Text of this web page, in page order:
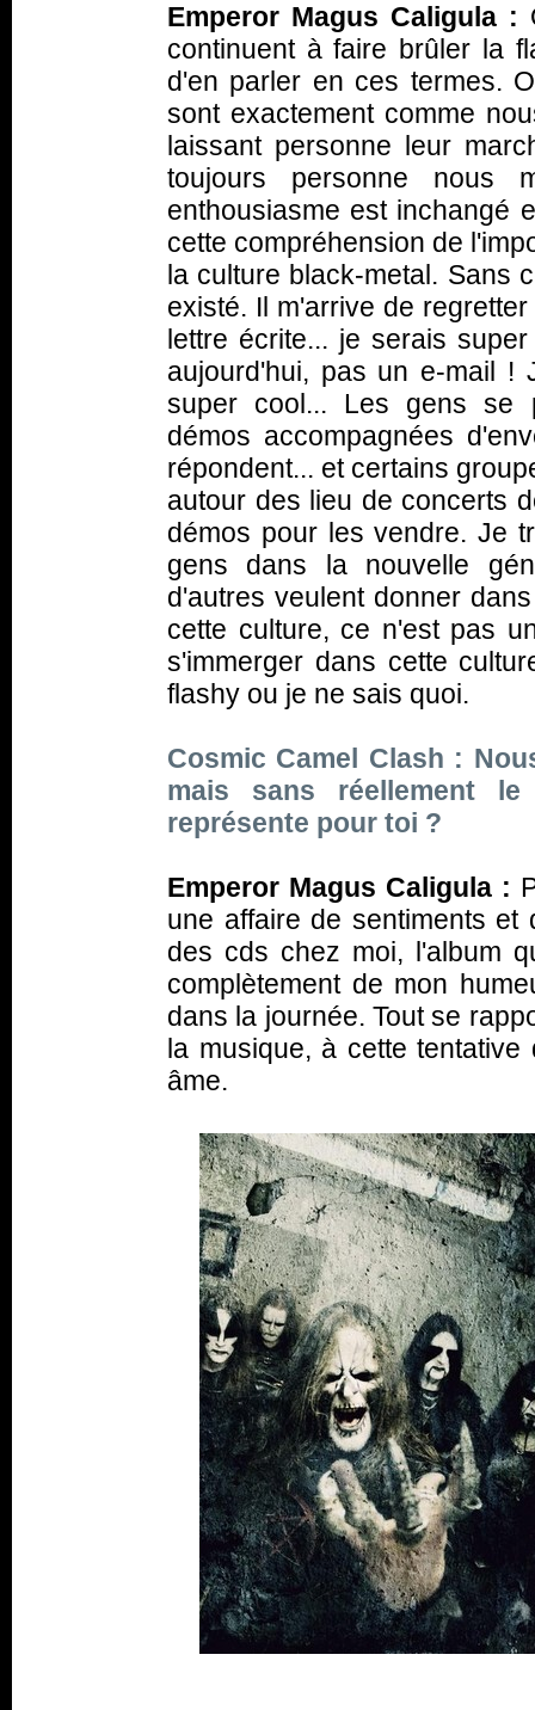
Emperor Magus Caligula :
continuent à faire brûler la
d'en parler en ces termes.
sont exactement comme
laissant personne leur
toujours personne nous
enthousiasme est inchangé
cette compréhension de
la culture black-metal. Sans
existé. Il m'arrive de
lettre écrite... je serais
aujourd'hui, pas un e-mail !
super cool... Les gens se
démos accompagnées
répondent... et certains
autour des lieu de concerts
démos pour les vendre. Je
gens dans la nouvelle
d'autres veulent donner
cette culture, ce n'est pas
s'immerger dans cette
flashy ou je ne sais quoi.
Cosmic Camel Clash :
mais sans réellement
représente pour toi ?
Emperor Magus Caligula :
une affaire de sentiments et
des cds chez moi, l'album
complètement de mon
dans la journée. Tout se
la musique, à cette
âme.